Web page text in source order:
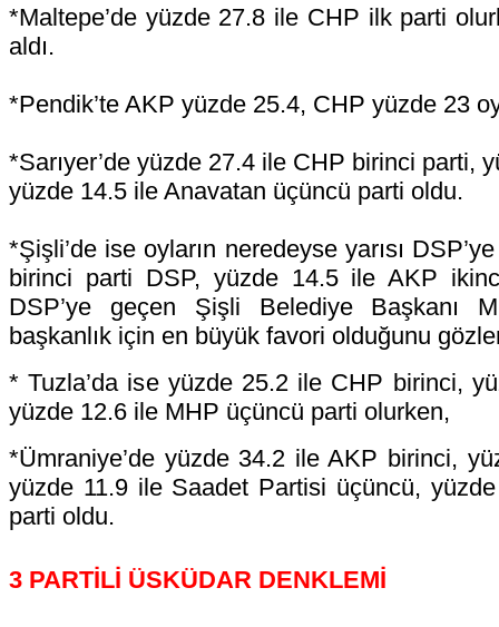
*Maltepe’de yüzde 27.8 ile CHP ilk parti
aldı.
*Pendik’te AKP yüzde 25.4, CHP yüzde 23
*Sarıyer’de yüzde 27.4 ile CHP birinci parti,
yüzde 14.5 ile Anavatan üçüncü parti oldu.
*Şişli’de ise oyların neredeyse yarısı
birinci parti DSP, yüzde 14.5 ile AKP
DSP’ye geçen Şişli Belediye Başkanı
başkanlık için en büyük favori olduğunu
* Tuzla’da ise yüzde 25.2 ile CHP birinci,
yüzde 12.6 ile MHP üçüncü parti olurken,
*Ümraniye’de yüzde 34.2 ile AKP birinci,
yüzde 11.9 ile Saadet Partisi üçüncü,
parti oldu.
3 PARTİLİ ÜSKÜDAR DENKLEMİ